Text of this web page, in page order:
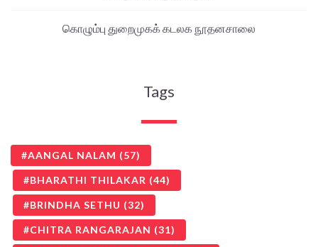
கொழும்பு துறைமுகக் கடலக நூதனசாலை
Tags
AANGAL NALAM (57)
BHARATHI THILAKAR (44)
BRINDHA SETHU (32)
CHITRA RANGARAJAN (31)